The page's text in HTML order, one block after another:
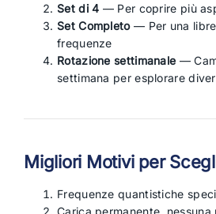
Set di 4 — Per coprire più
Set Completo— Per una
frequenze
Rotazione settimanale —
settimana per esplorare
Migliori Motivi per
Frequenze quantistiche
Carica permanente, nessuna